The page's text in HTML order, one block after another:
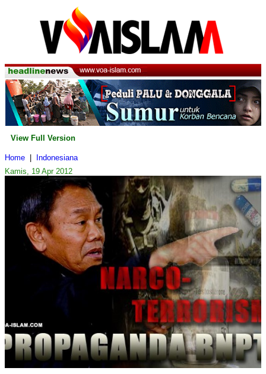
View Full Version
Home
Indonesiana
Kamis, 19 Apr 2012